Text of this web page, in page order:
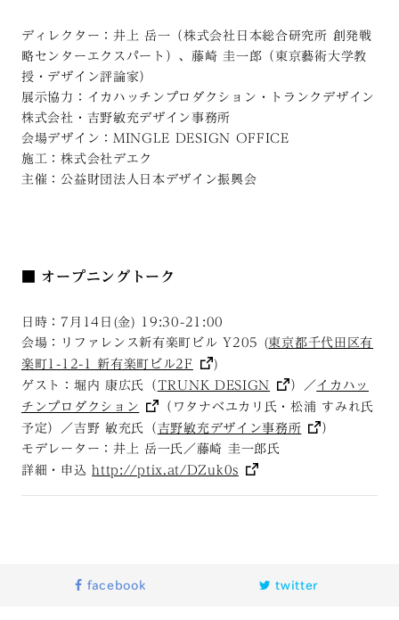
ディレクター：井上 岳一（株式会社日本総合研究所 創発戦
略センターエクスパート）、藤崎 圭一郎（東京藝術大学教
授・デザイン評論家）
展示協力：イカハッチンプロダクション・トランクデザイン
株式会社・吉野敏充デザイン事務所
会場デザイン：MINGLE DESIGN OFFICE
施工：株式会社デエク
主催：公益財団法人日本デザイン振興会
■ オープニングトーク
日時：7月14日(金) 19:30-21:00
会場：リファレンス新有楽町ビル Y205 (東京都千代田区有
楽町1-12-1 新有楽町ビル2F
)
ゲスト：堀内 康広氏（ TRUNK DESIGN ）／ イカハッ
チンプロダクション
（ワタナベユカリ氏・松浦 すみれ氏
予定）／吉野 敏充氏（ 吉野敏充デザイン事務所
）
モデレーター：井上 岳一氏／藤崎 圭一郎氏
詳細・申込
http://ptix.at/DZuk0s
facebook twitter